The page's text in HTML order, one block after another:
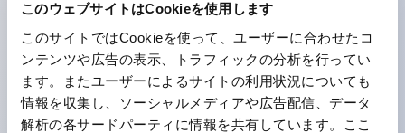
このウェブサイトはCookieを使用します
このサイトではCookieを使って、ユーザーに合わせたコ
ンテンツや広告の表示、トラフィックの分析を行ってい
ます。またユーザーによるサイトの利用状況についても
情報を収集し、ソーシャルメディアや広告配信、データ
解析の各サードパーティに情報を共有しています。ここ
1つで6色の役をこなすLED球（LSRD球）。これまで色
ごとに分かれていたLED球を、1色のLED球で各色を表
現できるようにしました。
カラーユニバーサルデザインに対応。表示灯（角平形）
の点灯/消灯の認識および、点灯時のランプ色の識別が